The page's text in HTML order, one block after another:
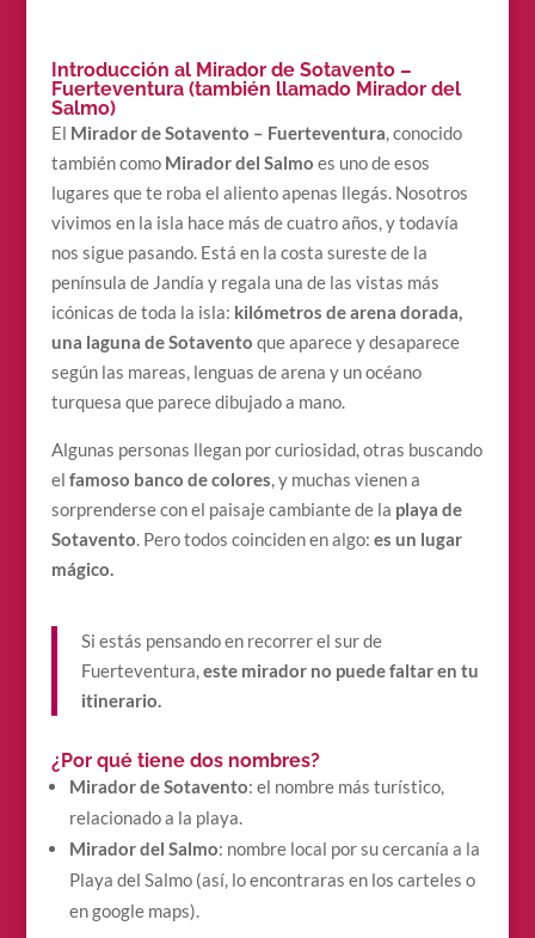
Introducción al Mirador de Sotavento –
Fuerteventura (también llamado Mirador del
Salmo)
El Mirador de Sotavento – Fuerteventura, conocido
también como Mirador del Salmo es uno de esos
lugares que te roba el aliento apenas llegás. Nosotros
vivimos en la isla hace más de cuatro años, y todavía
nos sigue pasando. Está en la costa sureste de la
península de Jandía y regala una de las vistas más
icónicas de toda la isla: kilómetros de arena dorada,
una laguna de Sotavento que aparece y desaparece
según las mareas, lenguas de arena y un océano
turquesa que parece dibujado a mano.
Algunas personas llegan por curiosidad, otras buscando
el famoso banco de colores, y muchas vienen a
sorprenderse con el paisaje cambiante de la playa de
Sotavento. Pero todos coinciden en algo: es un lugar
mágico.
Si estás pensando en recorrer el sur de
Fuerteventura,este mirador no puede faltar en tu
itinerario.
¿Por qué tiene dos nombres?
Mirador de Sotavento: el nombre más turístico,
relacionado a la playa.
Mirador del Salmo: nombre local por su cercanía a la
Playa del Salmo (así, lo encontraras en los carteles o
en google maps).